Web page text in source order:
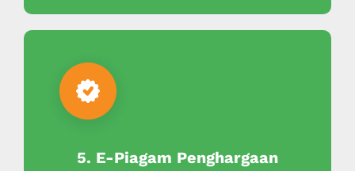
5. E-Piagam Penghargaan